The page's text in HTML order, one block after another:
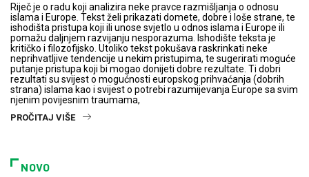
Riječ je o radu koji analizira neke pravce razmišljanja o odnosu
islama i Europe. Tekst želi prikazati domete, dobre i loše strane, te
ishodišta pristupa koji ili unose svjetlo u odnos islama i Europe ili
pomažu daljnjem razvijanju nesporazuma. Ishodište teksta je
kritičko i filozofijsko. Utoliko tekst pokušava raskrinkati neke
neprihvatljive tendencije u nekim pristupima, te sugerirati moguće
putanje pristupa koji bi mogao donijeti dobre rezultate. Ti dobri
rezultati su svijest o mogućnosti europskog prihvaćanja (dobrih
strana) islama kao i svijest o potrebi razumijevanja Europe sa svim
njenim povijesnim traumama,
PROČITAJ VIŠE
NOVO